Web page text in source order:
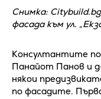
Снимка:
фасада към ул.
Консултантите
Панайот Панов и
някои
по фасадите.